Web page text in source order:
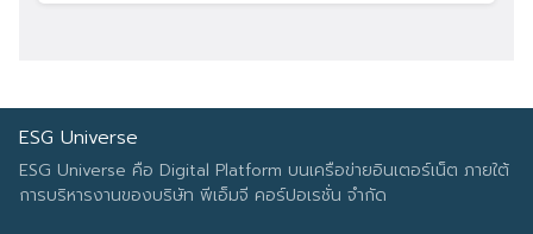
ESG Universe
ESG Universe คือ Digital Platform บนเครือข่ายอินเตอร์เน็ต ภายใต้
การบริหารงานของบริษัท พีเอ็มจี คอร์ปอเรชั่น จำกัด